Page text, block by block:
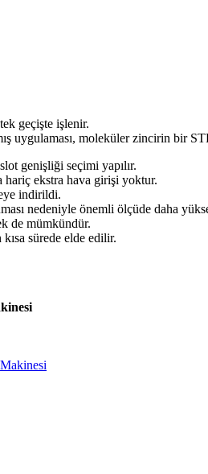
geçişte işlenir.
uygulaması, moleküler zincirin bir
genişliği seçimi yapılır.
ekstra hava girişi yoktur.
indirildi.
nedeniyle önemli ölçüde daha
de mümkündür.
sürede elde edilir.